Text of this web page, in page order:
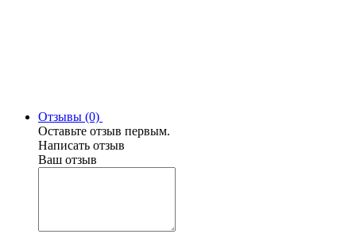
Отзывы (0)
Оставьте отзыв первым.
Написать отзыв
Ваш отзыв